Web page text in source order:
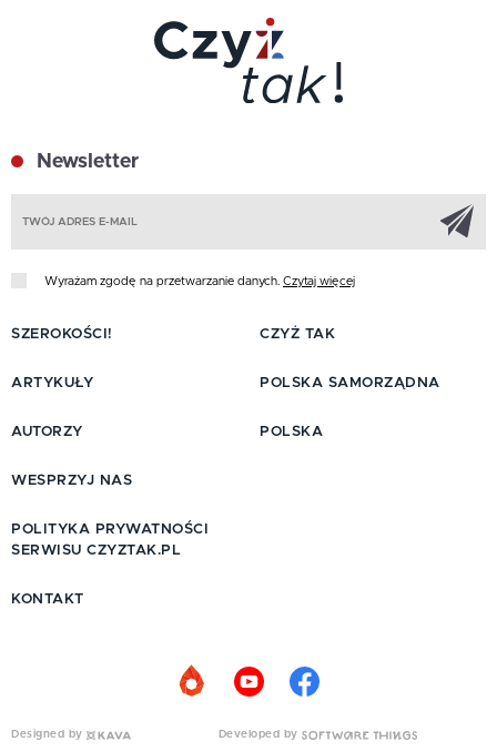
Newsletter
Wyrażam zgodę na przetwarzanie danych. Czytaj więcej
SZEROKOŚCI!
ARTYKUŁY
AUTORZY
CZYŻ TAK
POLSKA SAMORZĄDNA
POLSKA
WESPRZYJ NAS
POLITYKA PRYWATNOŚCI
SERWISU CZYZTAK.PL
KONTAKT
Designed by Developed by